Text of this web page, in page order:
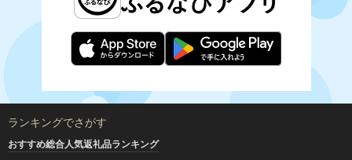
ランキングでさがす
おすすめ総合人気返礼品ランキング